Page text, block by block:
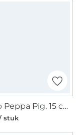
Knoop Peppa Pig, 15 cm, lichtblauw
stuk